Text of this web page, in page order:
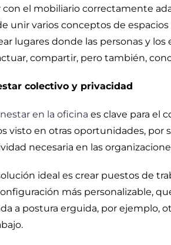
con el mobiliario correctamente
unir varios conceptos de
lugares donde las personas y
compartir, pero también,
colectivo y privacidad
en la oficina es clave para el
visto en otras oportunidades, por
necesaria en las
ideal es crear puestos de
más personalizable,
a postura erguida, por ejemplo,